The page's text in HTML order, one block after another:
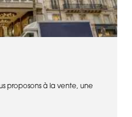
proposons à la vente, une